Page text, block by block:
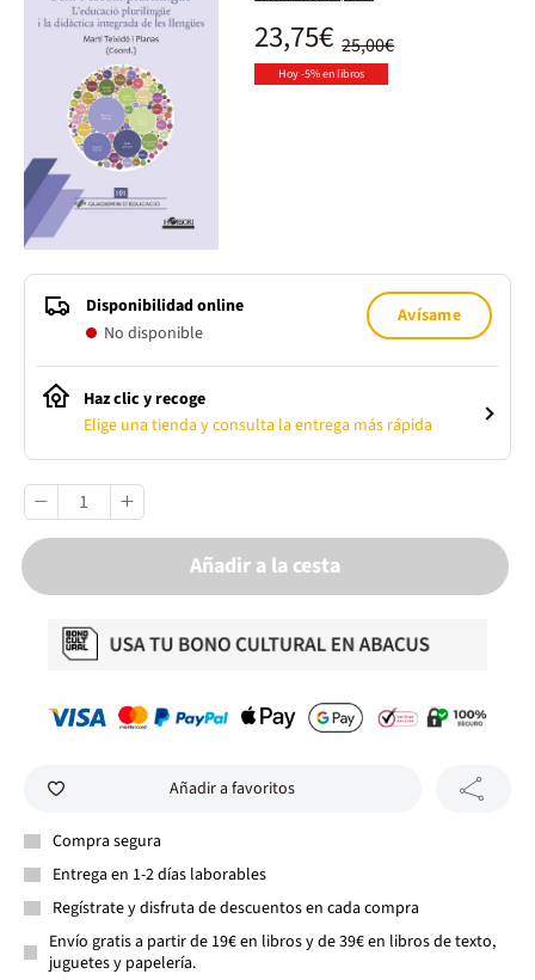
25,00€
23,75€
Hoy -5% en libros
Disponibilidad online
No disponible
Avísame
Haz clic y recoge
Elige una tienda y consulta la entrega más rápida
Añadir a la cesta
Añadir a favoritos
Compra segura
Entrega en 1-2 días laborables
Regístrate y disfruta de descuentos en cada compra
Envío gratis a partir de 19€ en libros y de 39€ en libros de texto,
juguetes y papelería.